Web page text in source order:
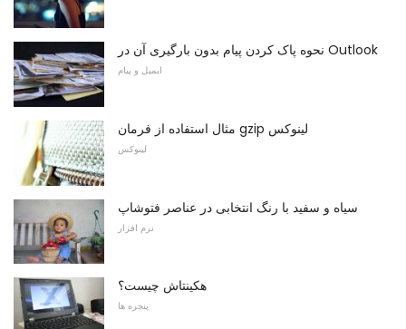
نحوه پاک کردن پیام بدون بارگیری آن در Outlook
ایمیل و پیام
مثال استفاده از فرمان gzip لینوکس
لینوکس
سیاه و سفید با رنگ انتخابی در عناصر فتوشاپ
نرم افزار
هکینتاش چیست؟
پنجره ها